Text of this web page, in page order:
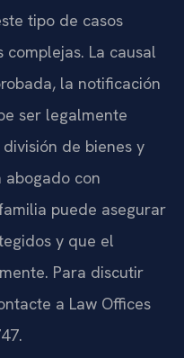
tipo de casos
La causal
la notificación
ser legalmente
de bienes y
abogado con
puede asegurar
y que el
Para discutir
a Law Offices